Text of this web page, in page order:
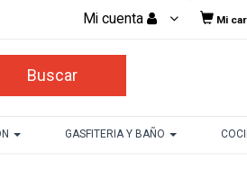
Mi cuenta Mi
GASFITERIA Y BAÑO